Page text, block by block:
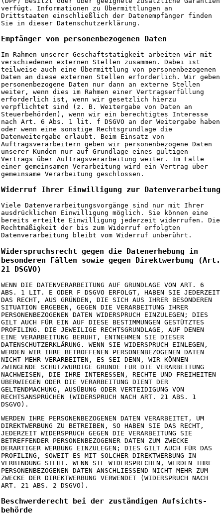
verfügt. Informationen zu Übermittlungen an
Drittstaaten einschließlich der Datenempfänger finden
Sie in dieser Datenschutzerklärung.
Empfänger von personenbezogenen Daten
Im Rahmen unserer Geschäftstätigkeit arbeiten wir mit
verschiedenen externen Stellen zusammen. Dabei ist
teilweise auch eine Übermittlung von personenbezogenen
Daten an diese externen Stellen erforderlich. Wir geben
personenbezogene Daten nur dann an externe Stellen
weiter, wenn dies im Rahmen einer Vertragserfüllung
erforderlich ist, wenn wir gesetzlich hierzu
verpflichtet sind (z. B. Weitergabe von Daten an
Steuerbehörden), wenn wir ein berechtigtes Interesse
nach Art. 6 Abs. 1 lit. f DSGVO an der Weitergabe haben
oder wenn eine sonstige Rechtsgrundlage die
Datenweitergabe erlaubt. Beim Einsatz von
Auftragsverarbeitern geben wir personenbezogene Daten
unserer Kunden nur auf Grundlage eines gültigen
Vertrags über Auftragsverarbeitung weiter. Im Falle
einer gemeinsamen Verarbeitung wird ein Vertrag über
gemeinsame Verarbeitung geschlossen.
Widerruf Ihrer Einwilligung zur Datenverarbeitung
Viele Datenverarbeitungsvorgänge sind nur mit Ihrer
ausdrücklichen Einwilligung möglich. Sie können eine
bereits erteilte Einwilligung jederzeit widerrufen. Die
Rechtmäßigkeit der bis zum Widerruf erfolgten
Datenverarbeitung bleibt vom Widerruf unberührt.
Widerspruchsrecht gegen die Datenerhebung in
besonderen Fällen sowie gegen Direktwerbung (Art.
21 DSGVO)
WENN DIE DATENVERARBEITUNG AUF GRUNDLAGE VON ART. 6
ABS. 1 LIT. E ODER F DSGVO ERFOLGT, HABEN SIE JEDERZEIT
DAS RECHT, AUS GRÜNDEN, DIE SICH AUS IHRER BESONDEREN
SITUATION ERGEBEN, GEGEN DIE VERARBEITUNG IHRER
PERSONENBEZOGENEN DATEN WIDERSPRUCH EINZULEGEN; DIES
GILT AUCH FÜR EIN AUF DIESE BESTIMMUNGEN GESTÜTZTES
PROFILING. DIE JEWEILIGE RECHTSGRUNDLAGE, AUF DENEN
EINE VERARBEITUNG BERUHT, ENTNEHMEN SIE DIESER
DATENSCHUTZERKLÄRUNG. WENN SIE WIDERSPRUCH EINLEGEN,
WERDEN WIR IHRE BETROFFENEN PERSONENBEZOGENEN DATEN
NICHT MEHR VERARBEITEN, ES SEI DENN, WIR KÖNNEN
ZWINGENDE SCHUTZWÜRDIGE GRÜNDE FÜR DIE VERARBEITUNG
NACHWEISEN, DIE IHRE INTERESSEN, RECHTE UND FREIHEITEN
ÜBERWIEGEN ODER DIE VERARBEITUNG DIENT DER
GELTENDMACHUNG, AUSÜBUNG ODER VERTEIDIGUNG VON
RECHTSANSPRÜCHEN (WIDERSPRUCH NACH ART. 21 ABS. 1
DSGVO).
WERDEN IHRE PERSONENBEZOGENEN DATEN VERARBEITET, UM
DIREKTWERBUNG ZU BETREIBEN, SO HABEN SIE DAS RECHT,
JEDERZEIT WIDERSPRUCH GEGEN DIE VERARBEITUNG SIE
BETREFFENDER PERSONENBEZOGENER DATEN ZUM ZWECKE
DERARTIGER WERBUNG EINZULEGEN; DIES GILT AUCH FÜR DAS
PROFILING, SOWEIT ES MIT SOLCHER DIREKTWERBUNG IN
VERBINDUNG STEHT. WENN SIE WIDERSPRECHEN, WERDEN IHRE
PERSONENBEZOGENEN DATEN ANSCHLIESSEND NICHT MEHR ZUM
ZWECKE DER DIREKTWERBUNG VERWENDET (WIDERSPRUCH NACH
ART. 21 ABS. 2 DSGVO).
Beschwerde­recht bei der zuständigen Aufsichts­
behörde